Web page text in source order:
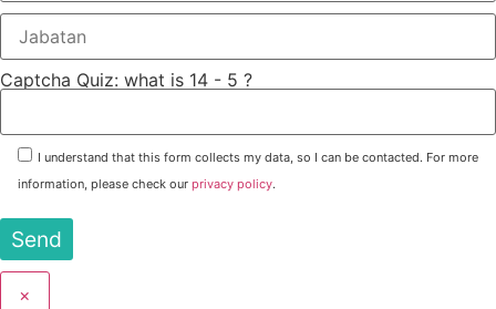
Captcha Quiz: what is 14 - 5 ?
I understand that this form collects my data, so I can be contacted. For more
information, please check our privacy policy.
×